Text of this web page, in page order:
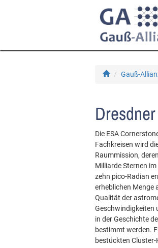
Gauß-
Die ESA
Fachkreisen wird
Raummission,
Milliarde Sternen
zehn pico-Radian
erheblichen Menge
Qualität der
Geschwindigkeiten
in der Geschichte
bestimmt werden.
bestückten